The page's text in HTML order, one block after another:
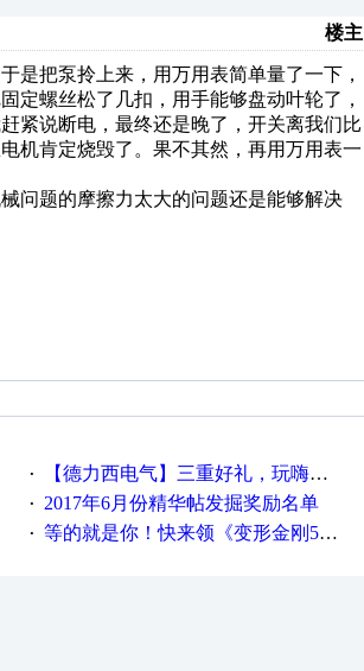
楼主
是把泵拎上来，用万用表简单量了一下，
定螺丝松了几扣，用手能够盘动叶轮了，
紧说断电，最终还是晚了，开关离我们比
机肯定烧毁了。果不其然，再用万用表一
问题的摩擦力太大的问题还是能够解决
· 【德力西电气】三重好礼，玩嗨夏日！
· 2017年6月份精华帖发掘奖励名单
· 等的就是你！快来领《变形金刚5》观影券